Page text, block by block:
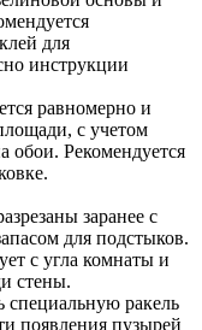
для
инструкции
равномерно и
с учетом
обои. Рекомендуется
заранее с
для подстыков.
с угла комнаты и
стены.
специальную ракель
появления пузырей